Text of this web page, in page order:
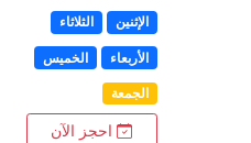
الإثنين
الثلاثاء
الأربعاء
الخميس
الجمعة
احجز الآن